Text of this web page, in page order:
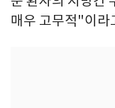
매우 고무적"이라